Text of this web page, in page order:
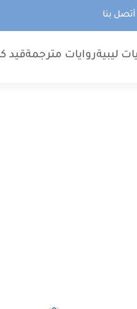
أتصل بنا
ليبيةروايات مترجمةقيد